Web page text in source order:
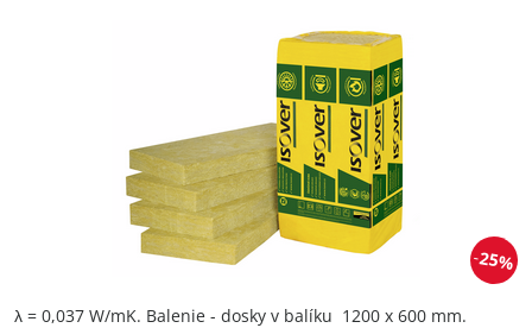
25%
λ = 0,037 W/mK. Balenie - dosky v balíku 1200 x 600 mm.